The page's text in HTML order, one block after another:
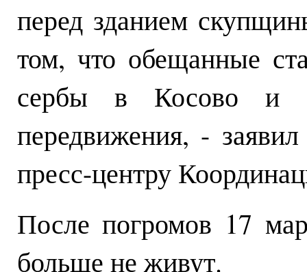
перед зданием
том, что обещанные
сербы в Косово и
передвижения, -
пресс-центру
После погромов 17
больше не живут.